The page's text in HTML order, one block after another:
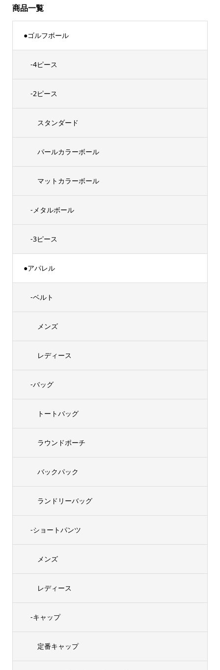
商品一覧
●ゴルフボール
-4ピース
-2ピース
スタンダード
パールカラーボール
マットカラーボール
-メタルボール
-3ピース
●アパレル
-ベルト
メンズ
レディース
-バッグ
トートバッグ
ラウンドポーチ
バックパック
ランドリーバッグ
-ショートパンツ
メンズ
レディース
-キャップ
定番キャップ